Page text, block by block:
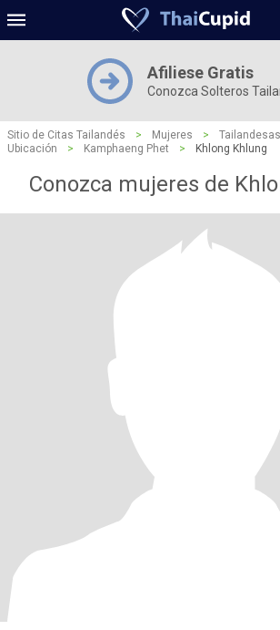
Afiliese Gratis
Conozca Solteros
Sitio de Citas Tailandés > Mujeres > Tailandesas
Ubicación
> Kamphaeng Phet > Khlong Khlung
Conozca mujeres de